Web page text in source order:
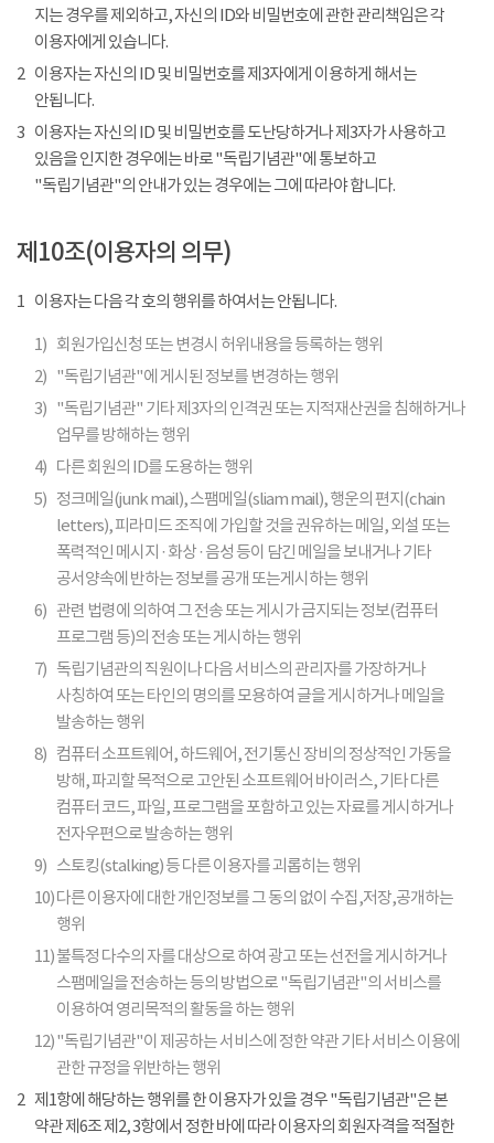
지는 경우를 제외하고, 자신의 ID와 비밀번호에 관한 관리책임은 각
이용자에게 있습니다.
2 이용자는 자신의 ID 및 비밀번호를 제3자에게 이용하게 해서는
안됩니다.
3 이용자는 자신의 ID 및 비밀번호를 도난당하거나 제3자가 사용하고
있음을 인지한 경우에는 바로 "독립기념관"에 통보하고
"독립기념관"의 안내가 있는 경우에는 그에 따라야 합니다.
제10조(이용자의 의무)
1 이용자는 다음 각 호의 행위를 하여서는 안됩니다.
1) 회원가입신청 또는 변경시 허위내용을 등록하는 행위
2) "독립기념관"에 게시된 정보를 변경하는 행위
3) "독립기념관" 기타 제3자의 인격권 또는 지적재산권을 침해하거나
업무를 방해하는 행위
4) 다른 회원의 ID를 도용하는 행위
5) 정크메일(junk mail), 스팸메일(sliam mail), 행운의 편지(chain
letters), 피라미드 조직에 가입할 것을 권유하는 메일, 외설 또는
폭력적인 메시지 · 화상 · 음성 등이 담긴 메일을 보내거나 기타
공서양속에 반하는 정보를 공개 또는게시하는 행위
6) 관련 법령에 의하여 그 전송 또는 게시가 금지되는 정보(컴퓨터
프로그램 등)의 전송 또는 게시하는 행위
7) 독립기념관의 직원이나 다음 서비스의 관리자를 가장하거나
사칭하여 또는 타인의 명의를 모용하여 글을 게시하거나 메일을
발송하는 행위
8) 컴퓨터 소프트웨어, 하드웨어, 전기통신 장비의 정상적인 가동을
방해, 파괴할 목적으로 고안된 소프트웨어 바이러스, 기타 다른
컴퓨터 코드, 파일, 프로그램을 포함하고 있는 자료를 게시하거나
전자우편으로 발송하는 행위
9) 스토킹(stalking) 등 다른 이용자를 괴롭히는 행위
10)다른 이용자에 대한 개인정보를 그 동의 없이 수집,저장,공개하는
행위
11)불특정 다수의 자를 대상으로 하여 광고 또는 선전을 게시하거나
스팸메일을 전송하는 등의 방법으로 "독립기념관"의 서비스를
이용하여 영리목적의 활동을 하는 행위
12)"독립기념관"이 제공하는 서비스에 정한 약관 기타 서비스 이용에
관한 규정을 위반하는 행위
2 제1항에 해당하는 행위를 한 이용자가 있을 경우 "독립기념관"은 본
약관 제6조 제2, 3항에서 정한 바에 따라 이용자의 회원자격을 적절한